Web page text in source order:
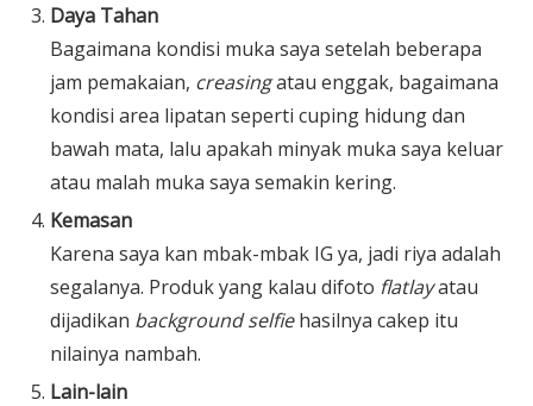
Daya Tahan
Bagaimana kondisi muka saya setelah beberapa
jam pemakaian, creasingatau enggak, bagaimana
kondisi area lipatan seperti cuping hidung dan
bawah mata, lalu apakah minyak muka saya keluar
atau malah muka saya semakin kering.
Kemasan
Karena saya kan mbak-mbak IG ya, jadi riya adalah
segalanya. Produk yang kalau difoto flatlayatau
dijadikan background selfiehasilnya cakep itu
nilainya nambah.
Lain-lain